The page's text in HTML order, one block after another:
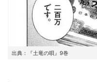
出典：『土竜の唄』9巻